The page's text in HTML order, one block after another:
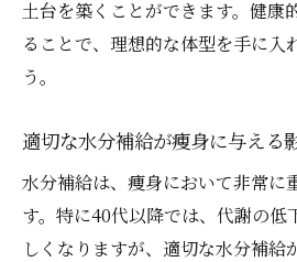
土台を築くことができます。健康
ることで、理想的な体型を手に入
う。
適切な水分補給が痩身に与える
水分補給は、痩身において非常に
す。特に40代以降では、代謝の低
しくなりますが、適切な水分補給